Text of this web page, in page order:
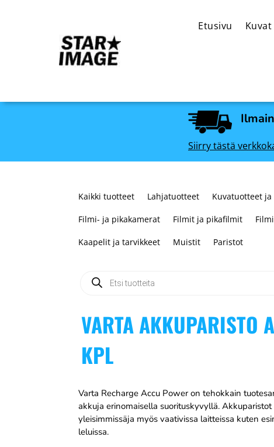
Etusivu
Siirry tästä
Kaikki tuotteet Lahjatuotteet Kuvatuotteet
Filmi- ja pikakamerat Filmit ja pikafilmit
Kaapelit ja tarvikkeet Muistit Paristot
Products
search
VARTA AKKUPARISTO
KPL
Varta Recharge Accu Power on tehokkain
akkuja erinomaisella suorituskyvyllä.
yleisimmissäja myös vaativissa laitteissa kuten
leluissa.